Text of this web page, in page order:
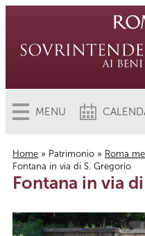
MENU
Tu sei qui
Home » Patrimonio » Roma
Fontana in via di S. Gregorio
Fontana in via